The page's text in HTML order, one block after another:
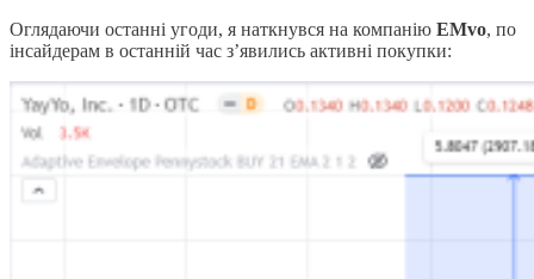
Оглядаючи останні угоди, я наткнувся на компанію EMvo, по
інсайдерам в останній час з’явились активні покупки: